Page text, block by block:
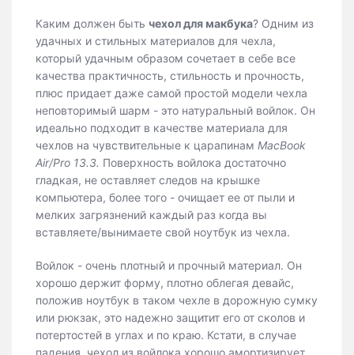
Каким должен быть чехол для макбука? Одним из
удачных и стильных материалов для чехла,
который удачным образом сочетает в себе все
качества практичность, стильность и прочность,
плюс придает даже самой простой модели чехла
неповторимый шарм - это натуральный войлок. Он
идеально подходит в качестве материала для
чехлов на чувствительные к царапинам MacBook
Air/Pro 13.3. Поверхность войлока достаточно
гладкая, не оставляет следов на крышке
компьютера, более того - очищает ее от пыли и
мелких загрязнений каждый раз когда вы
вставляете/вынимаете свой ноутбук из чехла.
Войлок - очень плотный и прочный материал. Он
хорошо держит форму, плотно облегая девайс,
положив ноутбук в таком чехле в дорожную сумку
или рюкзак, это надежно защитит его от сколов и
потертостей в углах и по краю. Кстати, в случае
падения, чехол из войлока хорошо амортизирует